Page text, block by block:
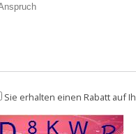
Sie erhalten einen Rabatt auf